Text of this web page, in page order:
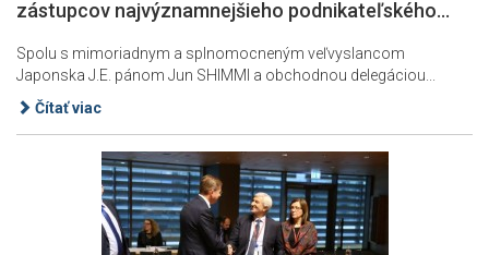
zástupcov najvýznamnejšieho podnikateľského...
Spolu s mimoriadnym a splnomocneným veľvyslancom
Japonska J.E. pánom Jun SHIMMI a obchodnou delegáciou...
Čítať viac